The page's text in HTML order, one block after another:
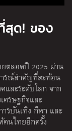
สุด! ของ
ยตลอดปี 2025 ผ่าน
ารณ์สำคัญที่สะท้อน
และระดับโลก จาก
รษฐกิจและ
ารบันเทิง กีฬา และ
คนไทยอีกครั้ง